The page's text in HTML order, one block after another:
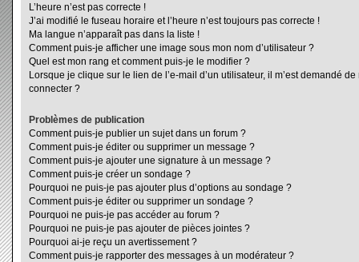
L’heure n’est pas correcte !
J’ai modifié le fuseau horaire et l’heure n’est toujours pas correcte !
Ma langue n’apparaît pas dans la liste !
Comment puis-je afficher une image sous mon nom d’utilisateur ?
Quel est mon rang et comment puis-je le modifier ?
Lorsque je clique sur le lien de l’e-mail d’un utilisateur, il m’est demandé de
connecter ?
Problèmes de publication
Comment puis-je publier un sujet dans un forum ?
Comment puis-je éditer ou supprimer un message ?
Comment puis-je ajouter une signature à un message ?
Comment puis-je créer un sondage ?
Pourquoi ne puis-je pas ajouter plus d’options au sondage ?
Comment puis-je éditer ou supprimer un sondage ?
Pourquoi ne puis-je pas accéder au forum ?
Pourquoi ne puis-je pas ajouter de pièces jointes ?
Pourquoi ai-je reçu un avertissement ?
Comment puis-je rapporter des messages à un modérateur ?